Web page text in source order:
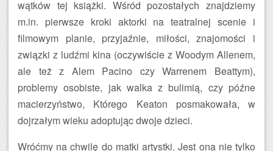
wątków tej książki. Wśród pozostałych znajdziemy
m.in. pierwsze kroki aktorki na teatralnej scenie i
filmowym planie, przyjaźnie, miłości, znajomości i
związki z ludźmi kina (oczywiście z Woodym Allenem,
ale też z Alem Pacino czy Warrenem Beattym),
problemy osobiste, jak walka z bulimią, czy późne
macierzyństwo, Którego Keaton posmakowała, w
dojrzałym wieku adoptując dwoje dzieci.
Wróćmy na chwilę do matki artystki. Jest ona nie tylko